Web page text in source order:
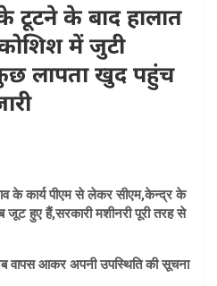
टूटने के बाद हालात
में जुटी
लापता खुद पहुंच
के कार्य पीएम से लेकर सीएम,केन्द्र के
जूट हुए हैं,सरकारी मशीनरी पूरी तरह से
वापस आकर अपनी उपस्थिति की सूचना